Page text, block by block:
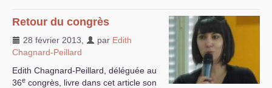
Retour du congrès
28 février 2013 par Edith
Chagnard-Peillard
Edith Chagnard-Peillard, déléguée au
36e congrès, livre dans cet article son